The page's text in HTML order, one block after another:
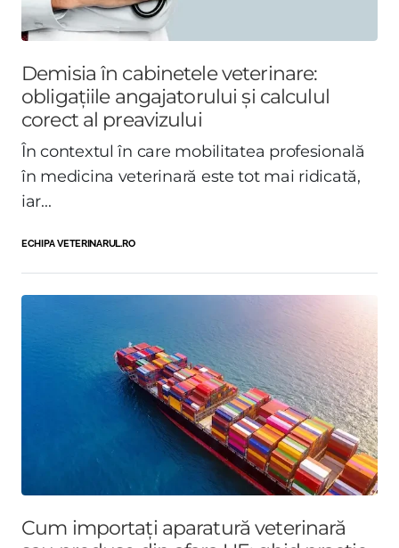
Demisia în cabinetele veterinare:
obligațiile angajatorului și calculul
corect al preavizului
În contextul în care mobilitatea profesională
în medicina veterinară este tot mai ridicată,
iar...
ECHIPA VETERINARUL.RO
Cum importați aparatură veterinară